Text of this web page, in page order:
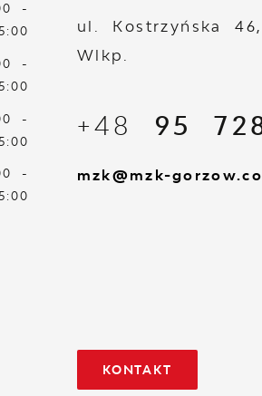
-
-
-
-
ul. Kostrzyńska
Wlkp.
+48 95
mzk@mzk-
KONTAKT